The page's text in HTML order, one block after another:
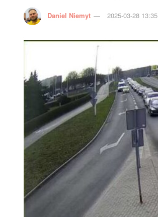
Daniel Niemyt 2025-03-28 13:35